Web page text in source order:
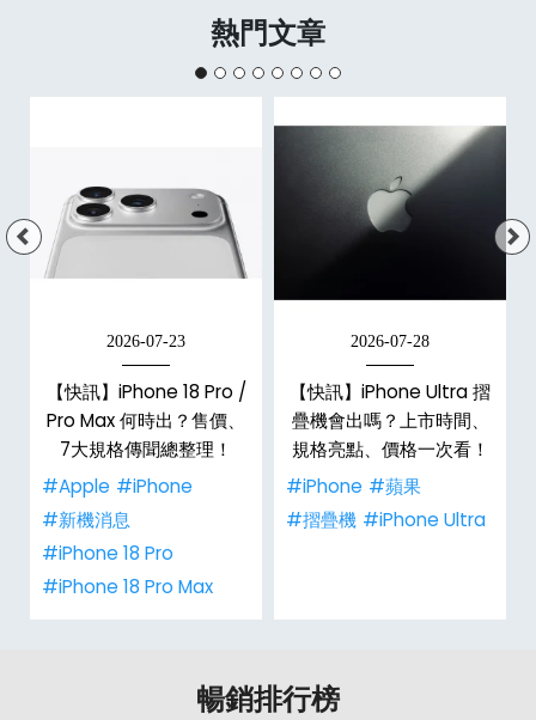
熱門文章
2026-07-23
【快訊】iPhone 18 Pro /
Pro Max 何時出？售價、
7大規格傳聞總整理！
#Apple #iPhone
#新機消息
#iPhone 18 Pro
#iPhone 18 Pro Max
2026-07-28
【快訊】iPhone Ultra 摺
疊機會出嗎？上市時間、
規格亮點、價格一次看！
#iPhone #蘋果
#摺疊機 #iPhone Ultra
暢銷排行榜